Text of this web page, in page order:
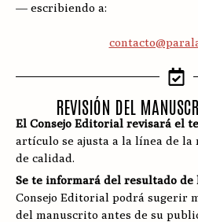
— escribiendo a:
REVISIÓN DEL
El Consejo Editorial revisará el
artículo se ajusta a la línea de
de calidad.
Se te informará del resultado de
Consejo Editorial podrá sugerir
del manuscrito antes de su